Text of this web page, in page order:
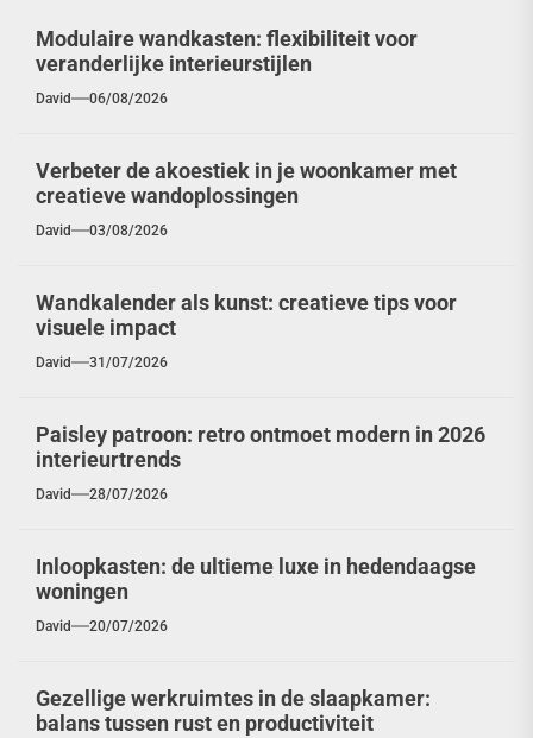
Modulaire wandkasten: flexibiliteit voor
veranderlijke interieurstijlen
David 06/08/2026
Verbeter de akoestiek in je woonkamer met
creatieve wandoplossingen
David 03/08/2026
Wandkalender als kunst: creatieve tips voor
visuele impact
David 31/07/2026
Paisley patroon: retro ontmoet modern in 2026
interieurtrends
David 28/07/2026
Inloopkasten: de ultieme luxe in hedendaagse
woningen
David 20/07/2026
Gezellige werkruimtes in de slaapkamer:
balans tussen rust en productiviteit